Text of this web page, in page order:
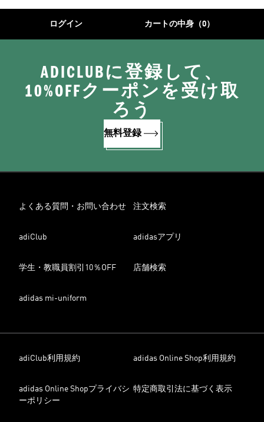
ログイン カートの中身（0）
ADICLUBに登録して、
10%OFFクーポンを受け取
ろう
無料登録
よくある質問・お問い合わせ 注文検索
adiClub adidasアプリ
学生・教職員割引10％OFF 店舗検索
adidas mi-uniform
adiClub利用規約 adidas Online Shop利用規約
adidas Online Shopプライバシ
ーポリシー
特定商取引法に基づく表示